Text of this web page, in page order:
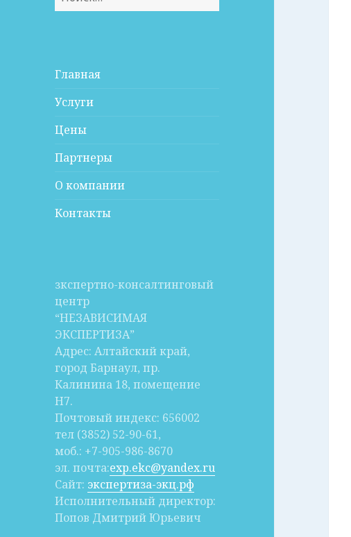
Главная
Услуги
Цены
Партнеры
О компании
Контакты
зкспертно-консалтинговый
центр
“НЕЗАВИСИМАЯ
ЭКСПЕРТИЗА”
Адрес: Алтайский край,
город Барнаул, пр.
Калинина 18, помещение
Н7.
Почтовый индекс: 656002
тел (3852) 52-90-61,
моб.: +7-905-986-8670
эл. почта:exp.ekc@yandex.ru
Сайт: экспертиза-экц.рф
Исполнительный директор:
Попов Дмитрий Юрьевич